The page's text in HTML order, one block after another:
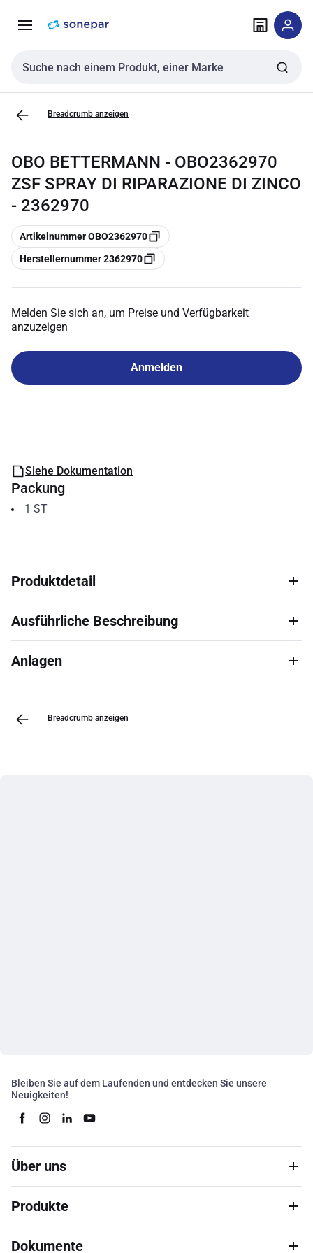
NavigationInhalt
Sucheingabe
Breadcrumb anzeigen
OBO BETTERMANN - OBO2362970
ZSF SPRAY DI RIPARAZIONE DI ZINCO
- 2362970
Kopieren
Artikelnummer OBO2362970
Kopieren
Herstellernummer 2362970
Melden Sie sich an, um Preise und Verfügbarkeit
anzuzeigen
Anmelden
Siehe Dokumentation
Packung
1 ST
Produktdetail
Ausführliche Beschreibung
Anlagen
Breadcrumb anzeigen
Bleiben Sie auf dem Laufenden und entdecken Sie unsere
Neuigkeiten!
Über uns
Produkte
Dokumente